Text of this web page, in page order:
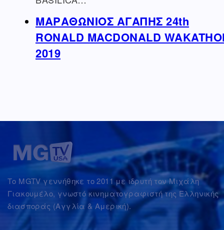
ΜΑΡΑΘΩΝΙΟΣ ΑΓΑΠΗΣ 24th
RONALD MACDONALD
2019
Το MGTV γεννήθηκε το 2011 με ιδρυτή τον Μιχάλη
Γιακουμέλο, γνωστό κινηματογραφιστή της Ελληνικής
διασποράς (Αγγλία & Αμερική).